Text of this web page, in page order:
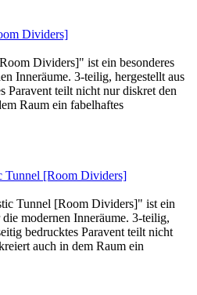
Dividers]
Dividers]" ist ein besonderes
Inneräume. 3-teilig, hergestellt aus
Paravent teilt nicht nur diskret den
Raum ein fabelhaftes
Tunnel [Room Dividers]
Tunnel [Room Dividers]" ist ein
modernen Inneräume. 3-teilig,
bedrucktes Paravent teilt nicht
auch in dem Raum ein